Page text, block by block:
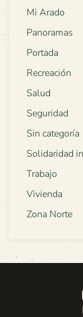
Mi Arado
Panoramas
Portada
Recreación
Salud
Seguridad
Sin categoría
Solidaridad
Trabajo
Vivienda
Zona Norte